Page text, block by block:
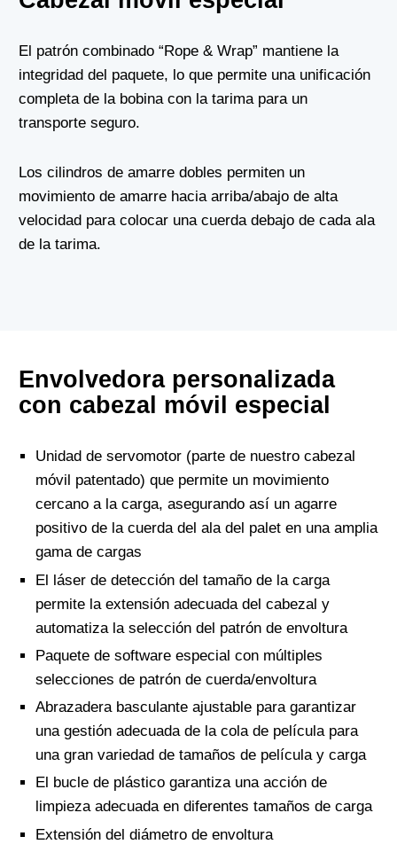
El patrón combinado “Rope & Wrap” mantiene la
integridad del paquete, lo que permite una unificación
completa de la bobina con la tarima para un
transporte seguro.
Los cilindros de amarre dobles permiten un
movimiento de amarre hacia arriba/abajo de alta
velocidad para colocar una cuerda debajo de cada ala
de la tarima.
Envolvedora personalizada
con cabezal móvil especial
Unidad de servomotor (parte de nuestro cabezal
móvil patentado) que permite un movimiento
cercano a la carga, asegurando así un agarre
positivo de la cuerda del ala del palet en una amplia
gama de cargas
El láser de detección del tamaño de la carga
permite la extensión adecuada del cabezal y
automatiza la selección del patrón de envoltura
Paquete de software especial con múltiples
selecciones de patrón de cuerda/envoltura
Abrazadera basculante ajustable para garantizar
una gestión adecuada de la cola de película para
una gran variedad de tamaños de película y carga
El bucle de plástico garantiza una acción de
limpieza adecuada en diferentes tamaños de carga
Extensión del diámetro de envoltura